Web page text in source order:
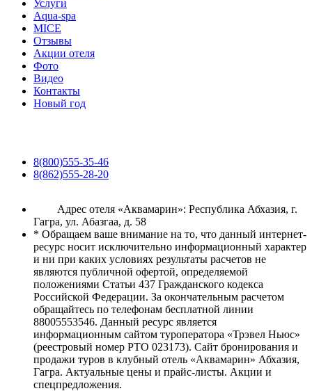
Услуги
Aqua-spa
MICE
Отзывы
Акции отеля
Фото
Видео
Контакты
Новый год
8(800)555-35-46
8(862)555-28-20
Адрес отеля «Аквамарин»: Республика Абхазия, г.
Гагра, ул. Абазгаа, д. 58
* Обращаем ваше внимание на то, что данный интернет-
ресурс носит исключительно информационный характер
и ни при каких условиях результаты расчетов не
являются публичной офертой, определяемой
положениями Статьи 437 Гражданского кодекса
Российской Федерации. За окончательным расчетом
обращайтесь по телефонам бесплатной линии
88005553546. Данный ресурс является
информационным сайтом туроператора «Трэвел Ньюс»
(реестровый номер РТО 023173). Сайт бронирования и
продажи туров в клубный отель «Аквамарин» Абхазия,
Гагра. Актуальные цены и прайс-листы. Акции и
спецпредложения.